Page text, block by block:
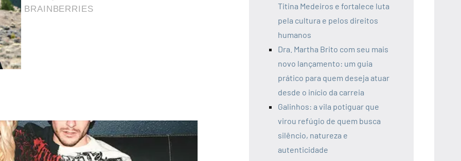
Titina Medeiros e fortalece luta
pela cultura e pelos direitos
humanos
Dra. Martha Brito com seu mais
novo lançamento: um guia
prático para quem deseja atuar
desde o início da carreia
Galinhos: a vila potiguar que
virou refúgio de quem busca
silêncio, natureza e
autenticidade